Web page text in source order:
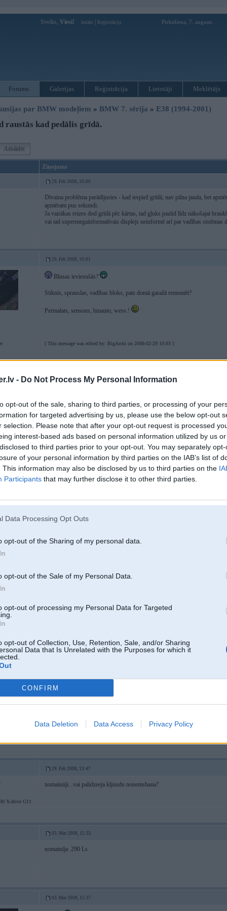
- Do Not Process My Personal Information
opt-out of the sale, sharing to third parties, or processing of your
for targeted advertising by us, please use the below opt-out
selection. Please note that after your opt-out request is processed
interest-based ads based on personal information utilized by us
to third parties prior to your opt-out. You may separately
of your personal information by third parties on the IAB’s list of
This information may also be disclosed by us to third parties on the
Participants that may further disclose it to other third parties.
Data Processing Opt Outs
opt-out of the Sharing of my personal data.
opt-out of the Sale of my Personal Data.
opt-out of processing my Personal Data for Targeted
opt-out of Collection, Use, Retention, Sale, and/or Sharing
Data that Is Unrelated with the Purposes for which it
CONFIRM
Data Deletion Data Access Privacy Policy
Sveiks, Viesi! Ienākt Reģistrācija Piektdiena, 7. augusts
Forums Galerijas Reģistrācija Lietotāji Meklētājs
par BMW modeļiem » BMW 7. sērija » E38 (1994-2001)
raustās kad pedālis grīdā.
Atbildēt
Ziņojums
29. Feb 2008, 10:00
Dīvaina problēma parādījusies - kad iespiež grīdā, nav pilna jauda, bet
apmēram pus sekundi.
Ja vairākas reizes dod grīdā pēc kārtas, tad gļuks pazūd līdz nākošajai
vai tad supermegainformatīvais displejs neinformē arī par vadības sistēmas
29. Feb 2008, 10:01
Blusas ieviesušās?
Sūknis, sprauslas, vadības bloks, pats domā garažā remontēt?
Permalats, sensons, bmauto, wess.!
[ This message was edited by: BigArchi on 2008-02-29 10:03 ]
-----------------
29. Feb 2008, 10:05
ir bijusi lidziga situacija ar BMW benziinmotoriem - ar vienmerigu
Problema bija defekts karba, kas pazuda to parprogammejot.
Maneejam 530diizelim pirms meenesha bija kaut kas liidziigs - kad devu
diezgan smiekliigas - aizdirsies gaisa filtrs, un degvielas padeves
29. Feb 2008, 13:34
pie vainas bija gaisa mērītājs!
29. Feb 2008, 13:47
X-drive G11
nomainiiji...vai palidzeeja kljuudu nonemshana?
03. Mar 2008, 15:35
nomainīja. 290 Ls
03. Mar 2008, 15:37